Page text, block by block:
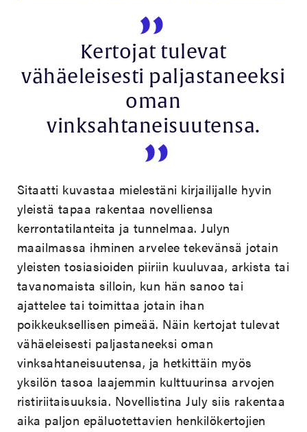
Kertojat tulevat
vähäeleisesti paljastaneeksi
oman
vinksahtaneisuutensa.
Sitaatti kuvastaa mielestäni kirjailijalle hyvin
yleistä tapaa rakentaa novelliensa
kerrontatilanteita ja tunnelmaa. Julyn
maailmassa ihminen arvelee tekevänsä jotain
yleisten tosiasioiden piiriin kuuluvaa, arkista tai
tavanomaista silloin, kun hän sanoo tai
ajattelee tai toimittaa jotain ihan
poikkeuksellisen pimeää. Näin kertojat tulevat
vähäeleisesti paljastaneeksi oman
vinksahtaneisuutensa, ja hetkittäin myös
yksilön tasoa laajemmin kulttuurinsa arvojen
ristiriitaisuuksia. Novellistina July siis rakentaa
aika paljon epäluotettavien henkilökertojien